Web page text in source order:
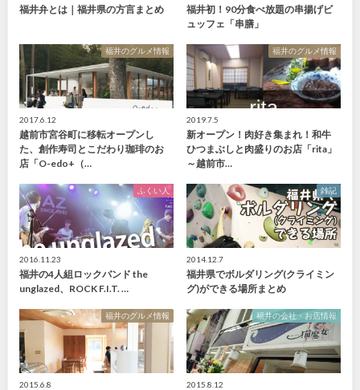
福井弁とは｜福井県の方言まとめ
福井初！90分食べ放題の串揚げビ
ュッフェ「串膳」
福井のグルメ情報
2017.6.12
越前市宮谷町に移転オープンし
た、創作寿司とこだわり珈琲のお
店「O-edo+（…
福井のグルメ情報
2019.7.5
新オープン！肉好き集まれ！和牛
ひつまぶしと肉盛りのお店「rita」
～越前市…
ふくい人
2016.11.23
福井の4人組ロックバンド the
unglazed、ROCK F.I.T. …
雑記
2014.12.7
福井県でボルダリング(クライミン
グ)ができる場所まとめ
福井のグルメ情報
2015.6.8
福井の会社・お店情報
2015.8.12